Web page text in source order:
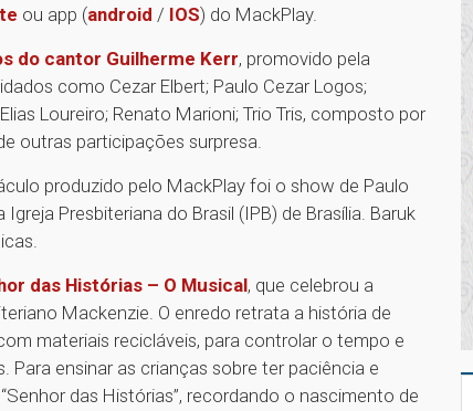
ou app (android / IOS) do MackPlay.
do cantor Guilherme Kerr, promovido pela
como Cezar Elbert; Paulo Cezar Logos;
Loureiro; Renato Marioni; Trio Tris, composto por
outras participações surpresa.
produzido pelo MackPlay foi o show de Paulo
Presbiteriana do Brasil (IPB) de Brasília. Baruk
das Histórias – O Musical, que celebrou a
Mackenzie. O enredo retrata a história de
materiais recicláveis, para controlar o tempo e
ensinar as crianças sobre ter paciência e
das Histórias”, recordando o nascimento de